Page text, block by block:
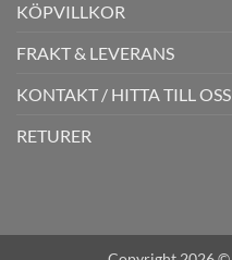
KÖPVILLKOR
FRAKT & LEVERANS
KONTAKT / HITTA TILL OSS
RETURER